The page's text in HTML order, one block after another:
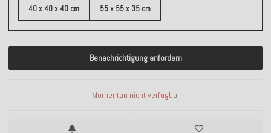
40 x 40 x 40 cm 55 x 55 x 35 cm
Benachrichtigung anfordern
Momentan nicht verfügbar